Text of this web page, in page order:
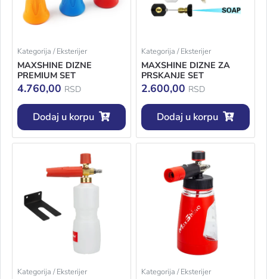
Kategorija / Eksterijer
MAXSHINE DIZNE
PREMIUM SET
4.760,00 RSD
Dodaj u korpu
Kategorija / Eksterijer
MAXSHINE DIZNE ZA
PRSKANJE SET
2.600,00 RSD
Dodaj u korpu
Kategorija / Eksterijer Kategorija / Eksterijer